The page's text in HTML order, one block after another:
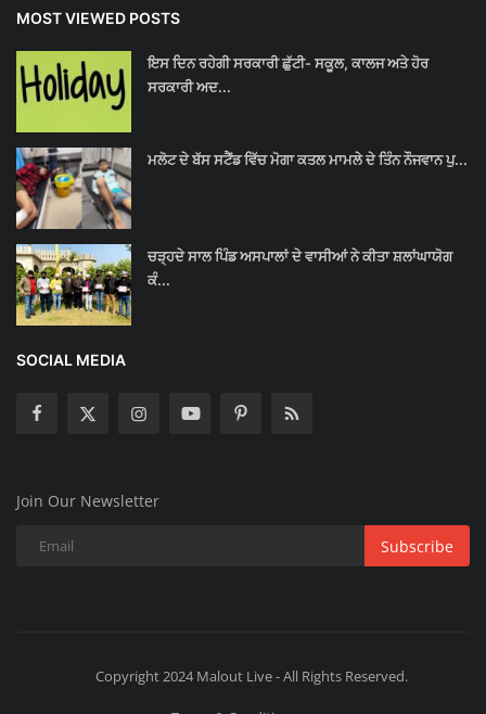
MOST VIEWED POSTS
ਇਸ ਦਿਨ ਰਹੇਗੀ ਸਰਕਾਰੀ ਛੁੱਟੀ- ਸਕੂਲ, ਕਾਲਜ ਅਤੇ ਹੋਰ
ਸਰਕਾਰੀ ਅਦ...
ਮਲੋਟ ਦੇ ਬੱਸ ਸਟੈਂਡ ਵਿੱਚ ਮੋਗਾ ਕਤਲ ਮਾਮਲੇ ਦੇ ਤਿੰਨ ਨੌਜਵਾਨ ਪੁ...
ਚੜ੍ਹਦੇ ਸਾਲ ਪਿੰਡ ਅਸਪਾਲਾਂ ਦੇ ਵਾਸੀਆਂ ਨੇ ਕੀਤਾ ਸ਼ਲਾਂਘਾਯੋਗ
ਕੰ...
SOCIAL MEDIA
Join Our Newsletter
Subscribe
Copyright 2024 Malout Live - All Rights Reserved.